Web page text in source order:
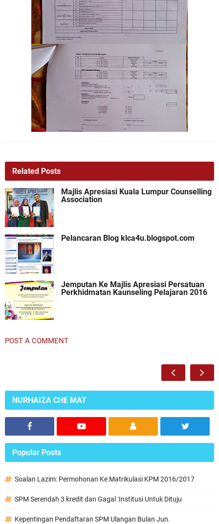
Related Posts
Majlis Apresiasi Kuala Lumpur Counselling
Association
Pelancaran Blog klca4u.blogspot.com
Jemputan Ke Majlis Apresiasi Persatuan
Perkhidmatan Kaunseling Pelajaran 2016
POST A COMMENT
NURHAIZA CHE MAT
Popular Posts
Soalan Lazim: Permohonan Ke Matrikulasi KPM 2016/2017
SPM Serendah 3 kredit dan Gagal :Institusi Untuk Dituju
Kepentingan Pendaftaran SPM Ulangan Bulan Jun.